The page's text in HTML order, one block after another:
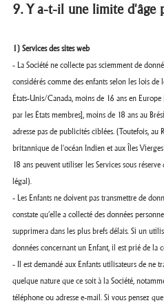
9. Y a-t-il une limite d'âge
1) Services des sites web
- La Société ne collecte pas sciemment de
considérés comme des enfants selon les lois
États-Unis/Canada, moins de 16 ans en
par les États membres], moins de 18 ans au
adresse pas de publicités ciblées. (Toutefois, au
britannique de l'océan Indien et aux Îles
18 ans peuvent utiliser les Services sous
légal).
- Les Enfants ne doivent pas transmettre de
constate qu’elle a collecté des données
supprimera dans les plus brefs délais. Si un
données concernant un Enfant, il est prié de la
- Il est demandé aux Enfants utilisateurs de ne
quelque nature que ce soit à la Société,
téléphone ou adresse e-mail. Si vous pensez